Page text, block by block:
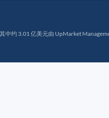
中约 3.01 亿美元由 UpMarket